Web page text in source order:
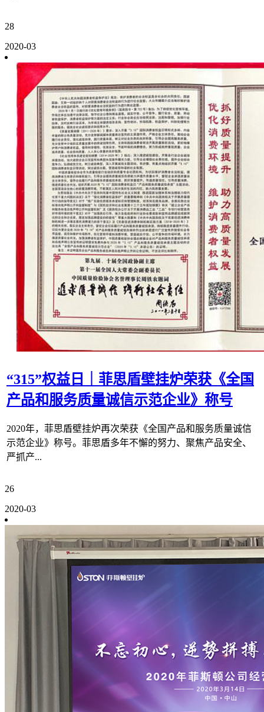
28
2020-03
“315”权益日｜菲思盾壁挂炉荣获《全国
产品和服务质量诚信示范企业》称号
2020年，菲思盾壁挂炉再次荣获《全国产品和服务质量诚信
示范企业》称号。菲思盾多年不懈的努力、聚焦产品安全、
严抓产...
26
2020-03